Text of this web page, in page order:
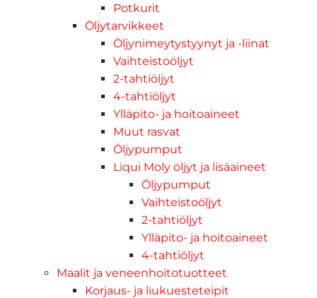
Potkurit
Öljytarvikkeet
Öljynimeytystyynyt ja -liinat
Vaihteistoöljyt
2-tahtiöljyt
4-tahtiöljyt
Ylläpito- ja hoitoaineet
Muut rasvat
Öljypumput
Liqui Moly öljyt ja lisäaineet
Öljypumput
Vaihteistoöljyt
2-tahtiöljyt
Ylläpito- ja hoitoaineet
4-tahtiöljyt
Maalit ja veneenhoitotuotteet
Korjaus- ja liukuesteteipit